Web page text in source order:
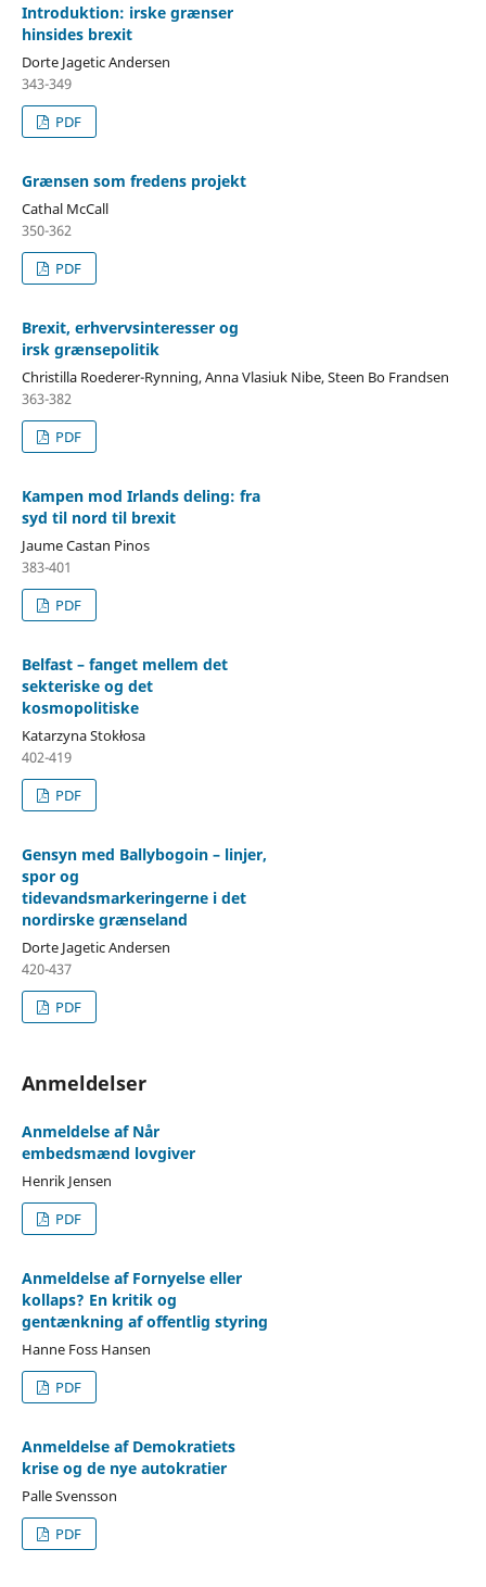
Introduktion: irske grænser
hinsides brexit
Dorte Jagetic Andersen
343-349
PDF
Grænsen som fredens projekt
Cathal McCall
350-362
PDF
Brexit, erhvervsinteresser og
irsk grænsepolitik
Christilla Roederer-Rynning, Anna Vlasiuk Nibe, Steen Bo Frandsen
363-382
PDF
Kampen mod Irlands deling: fra
syd til nord til brexit
Jaume Castan Pinos
383-401
PDF
Belfast – fanget mellem det
sekteriske og det
kosmopolitiske
Katarzyna Stokłosa
402-419
PDF
Gensyn med Ballybogoin – linjer,
spor og
tidevandsmarkeringerne i det
nordirske grænseland
Dorte Jagetic Andersen
420-437
PDF
Anmeldelser
Anmeldelse af Når
embedsmænd lovgiver
Henrik Jensen
PDF
Anmeldelse af Fornyelse eller
kollaps? En kritik og
gentænkning af offentlig styring
Hanne Foss Hansen
PDF
Anmeldelse af Demokratiets
krise og de nye autokratier
Palle Svensson
PDF